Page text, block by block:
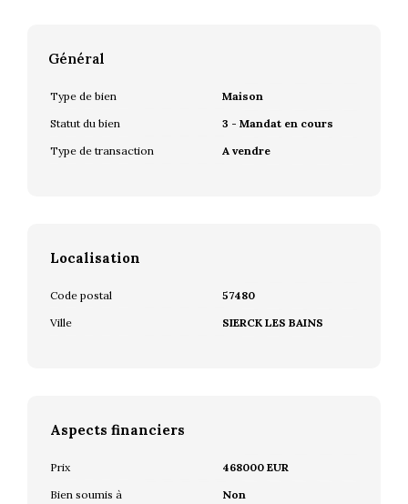
Général
Type de bien
Maison
Statut du bien
3 - Mandat en cours
Type de transaction
A vendre
Localisation
Code postal
57480
Ville
SIERCK LES BAINS
Aspects financiers
Prix
468000 EUR
Bien soumis à
Non